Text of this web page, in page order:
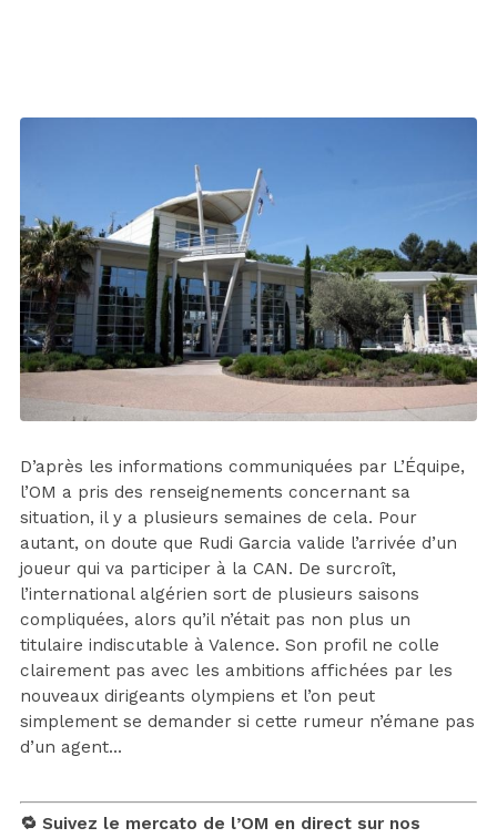
D’après les informations communiquées par L’Équipe,
l’OM a pris des renseignements concernant sa
situation, il y a plusieurs semaines de cela. Pour
autant, on doute que Rudi Garcia valide l’arrivée d’un
joueur qui va participer à la CAN. De surcroît,
l’international algérien sort de plusieurs saisons
compliquées, alors qu’il n’était pas non plus un
titulaire indiscutable à Valence. Son profil ne colle
clairement pas avec les ambitions affichées par les
nouveaux dirigeants olympiens et l’on peut
simplement se demander si cette rumeur n’émane pas
d’un agent…
🔁 Suivez le mercato de l’OM en direct sur nos